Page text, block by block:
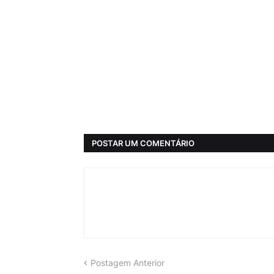
POSTAR UM COMENTÁRIO
Postagem Anterior